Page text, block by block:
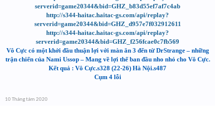
serverid=game20344&bid=GHZ_b83d55ef7af7c4ab
http://s344-haitac.haitac-gs.com/api/replay?
serverid=game20344&bid=GHZ_d957e7f032912611
http://s344-haitac.haitac-gs.com/api/replay?
serverid=game20344&bid=GHZ_f256fcae0c7fb569
Vô Cực có một khởi đầu thuận lợi với màn ăn 3 đến từ DrStrange – những
trận chiến của Nami Ussop – Mang về lợi thế ban đầu nho nhỏ cho Vô Cực.
Kết quả : Vô Cực.s328 (22-26) Hà Nội.s487
Cụm 4 lỗi
10 Tháng tám 2020